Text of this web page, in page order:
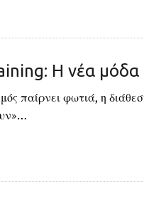
Η νέα μόδα
παίρνει φωτιά, η